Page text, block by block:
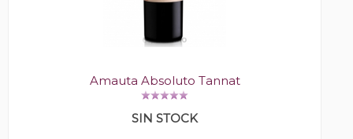
Amauta Absoluto Tannat
SIN STOCK